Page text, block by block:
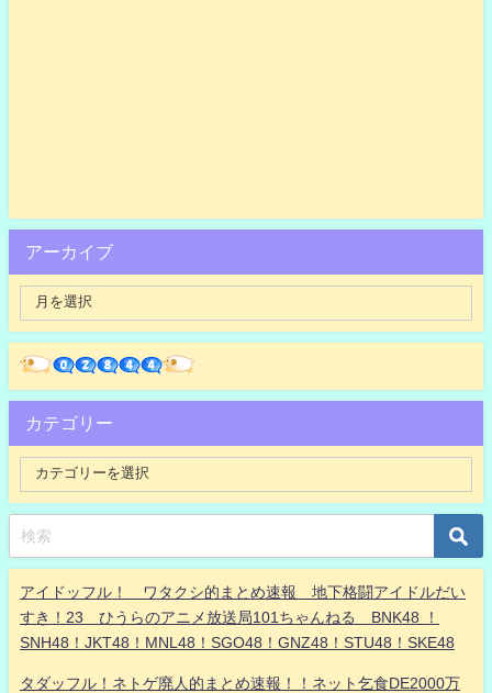
アーカイブ
カテゴリー
アイドッフル！ ワタクシ的まとめ速報 地下格闘アイドルだい
すき！23 ひうらのアニメ放送局101ちゃんねる BNK48 ！
SNH48！JKT48！MNL48！SGO48！GNZ48！STU48！SKE48
タダッフル！ネトゲ廃人的まとめ速報！！ネット乞食DE2000万